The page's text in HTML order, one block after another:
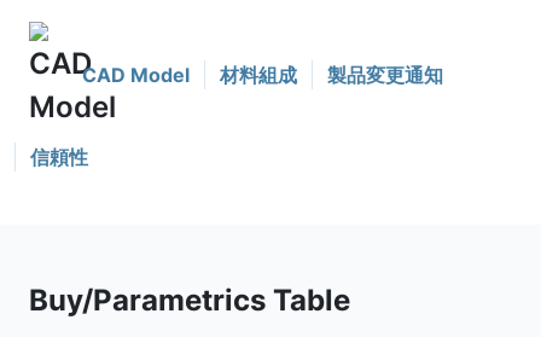
CAD Model 材料組成 製品変更通知
信頼性
Buy/Parametrics Table